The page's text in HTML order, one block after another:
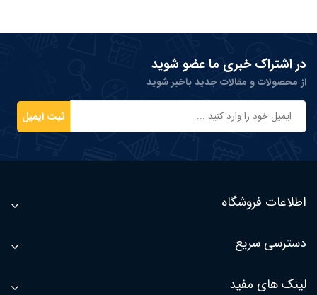
در اشتراک خبری ما عضو شوید
از محصولات و مقالات جدید باخبر شوید
ثبت ایمیل
اطلاعات فروشگاه
دسترسی سریع
لینک های مفید